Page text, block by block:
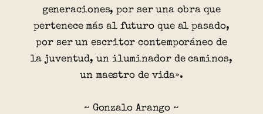
generaciones, por ser una obra que
pertenece más al futuro que al pasado,
por ser un escritor contemporáneo de
la juventud, un iluminador de caminos,
un maestro de vida».
~ Gonzalo Arango ~